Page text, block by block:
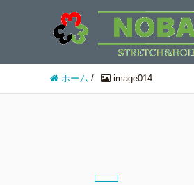
ホーム / image014